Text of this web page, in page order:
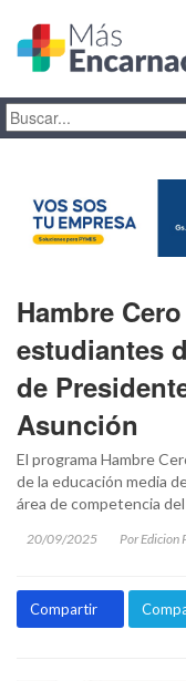
Hambre
estudiantes
de
Asunción
El programa Hambre
de la educación media
área de competencia
20/09/2025 Por Edicion
Compartir